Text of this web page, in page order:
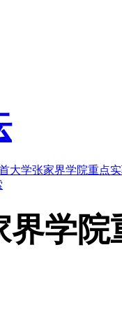
大学张家界学院重点
界学院